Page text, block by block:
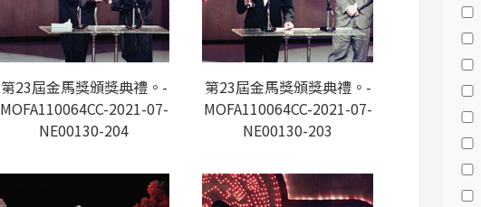
第23屆金馬獎頒獎典禮。-
MOFA110064CC-2021-07-
NE00130-204
第23屆金馬獎頒獎典禮。-
MOFA110064CC-2021-07-
NE00130-203